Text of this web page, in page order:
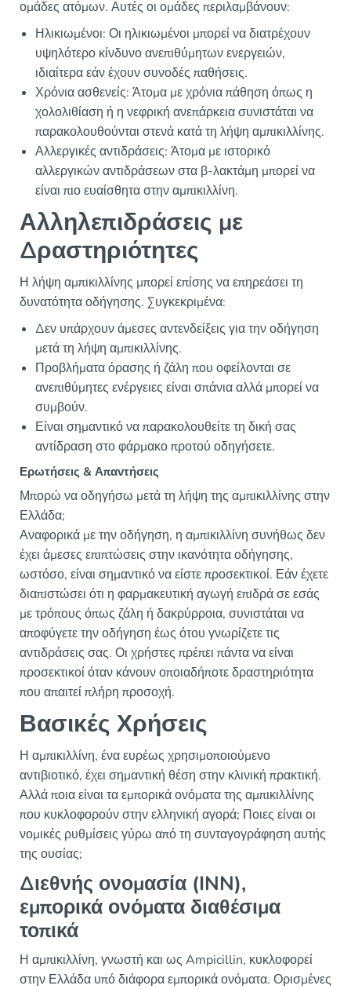
ομάδες ατόμων. Αυτές οι ομάδες περιλαμβάνουν:
Ηλικιωμένοι: Οι ηλικιωμένοι μπορεί να διατρέχουν
υψηλότερο κίνδυνο ανεπιθύμητων ενεργειών,
ιδιαίτερα εάν έχουν συνοδές παθήσεις.
Χρόνια ασθενείς: Άτομα με χρόνια πάθηση όπως η
χολολιθίαση ή η νεφρική ανεπάρκεια συνιστάται να
παρακολουθούνται στενά κατά τη λήψη αμπικιλλίνης.
Αλλεργικές αντιδράσεις: Άτομα με ιστορικό
αλλεργικών αντιδράσεων στα β-λακτάμη μπορεί να
είναι πιο ευαίσθητα στην αμπικιλλίνη.
Αλληλεπιδράσεις με
Δραστηριότητες
Η λήψη αμπικιλλίνης μπορεί επίσης να επηρεάσει τη
δυνατότητα οδήγησης. Συγκεκριμένα:
Δεν υπάρχουν άμεσες αντενδείξεις για την οδήγηση
μετά τη λήψη αμπικιλλίνης.
Προβλήματα όρασης ή ζάλη που οφείλονται σε
ανεπιθύμητες ενέργειες είναι σπάνια αλλά μπορεί να
συμβούν.
Είναι σημαντικό να παρακολουθείτε τη δική σας
αντίδραση στο φάρμακο προτού οδηγήσετε.
Ερωτήσεις & Απαντήσεις
Μπορώ να οδηγήσω μετά τη λήψη της αμπικιλλίνης στην
Ελλάδα;
Αναφορικά με την οδήγηση, η αμπικιλλίνη συνήθως δεν
έχει άμεσες επιπτώσεις στην ικανότητα οδήγησης,
ωστόσο, είναι σημαντικό να είστε προσεκτικοί. Εάν έχετε
διαπιστώσει ότι η φαρμακευτική αγωγή επιδρά σε εσάς
με τρόπους όπως ζάλη ή δακρύρροια, συνιστάται να
αποφύγετε την οδήγηση έως ότου γνωρίζετε τις
αντιδράσεις σας. Οι χρήστες πρέπει πάντα να είναι
προσεκτικοί όταν κάνουν οποιαδήποτε δραστηριότητα
που απαιτεί πλήρη προσοχή.
Βασικές Χρήσεις
Η αμπικιλλίνη, ένα ευρέως χρησιμοποιούμενο
αντιβιοτικό, έχει σημαντική θέση στην κλινική πρακτική.
Αλλά ποια είναι τα εμπορικά ονόματα της αμπικιλλίνης
που κυκλοφορούν στην ελληνική αγορά; Ποιες είναι οι
νομικές ρυθμίσεις γύρω από τη συνταγογράφηση αυτής
της ουσίας;
Διεθνής ονομασία (INN),
εμπορικά ονόματα διαθέσιμα
τοπικά
Η αμπικιλλίνη, γνωστή και ως Ampicillin, κυκλοφορεί
στην Ελλάδα υπό διάφορα εμπορικά ονόματα. Ορισμένες